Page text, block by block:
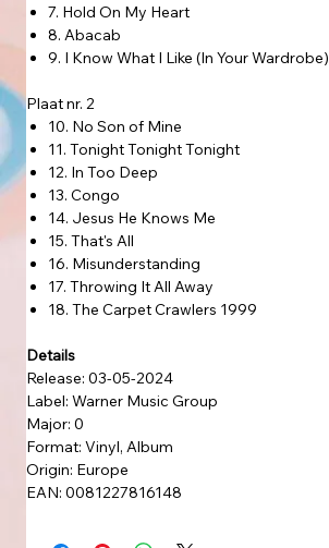
7. Hold On My Heart
8. Abacab
9. I Know What I Like (In Your Wardrobe)
Plaat nr. 2
10. No Son of Mine
11. Tonight Tonight Tonight
12. In Too Deep
13. Congo
14. Jesus He Knows Me
15. That's All
16. Misunderstanding
17. Throwing It All Away
18. The Carpet Crawlers 1999
Details
Release: 03-05-2024
Label: Warner Music Group
Major: 0
Format: Vinyl, Album
Origin: Europe
EAN: 0081227816148